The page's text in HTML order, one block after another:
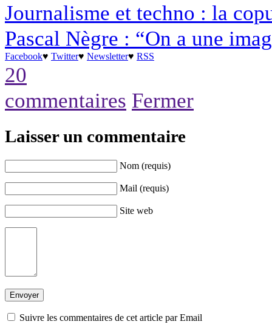
Journalisme et techno : la
Pascal Nègre : “On a une
Facebook♥ Twitter♥ Newsletter♥ RSS
20
commentaires Fermer
Laisser un commentaire
Nom (requis)
Mail (requis)
Site web
Suivre les commentaires de cet article par Email